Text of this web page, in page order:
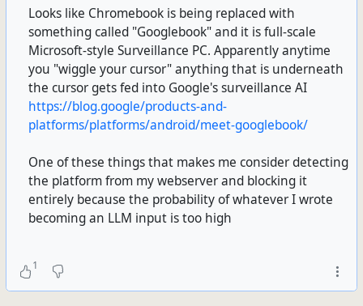
So once no new entries like that are being added to
the log file, you're done and should be left with only
your admin account(s).
Give it a few days for the rest of the Matrix universe to
pick these removals up, say a week, and then you can
junk your server.
#Matrix#curl #API
Looks like Chromebook is being replaced with
something called "Googlebook" and it is full-scale
Microsoft-style Surveillance PC. Apparently anytime
you "wiggle your cursor" anything that is underneath
the cursor gets fed into Google's surveillance AI
https://blog.google/products-and-
platforms/platforms/android/meet-googlebook/
One of these things that makes me consider detecting
the platform from my webserver and blocking it
entirely because the probability of whatever I wrote
becoming an LLM input is too high
1